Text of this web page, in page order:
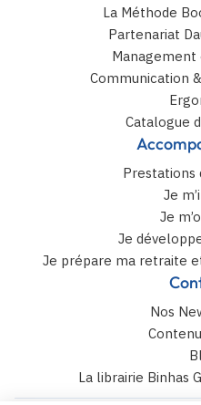
La Méthode
Partenariat
Communication
Catalogue
Prestations
Je
Je
Je
Je prépare ma retraite
Nos
La librairie Binhas